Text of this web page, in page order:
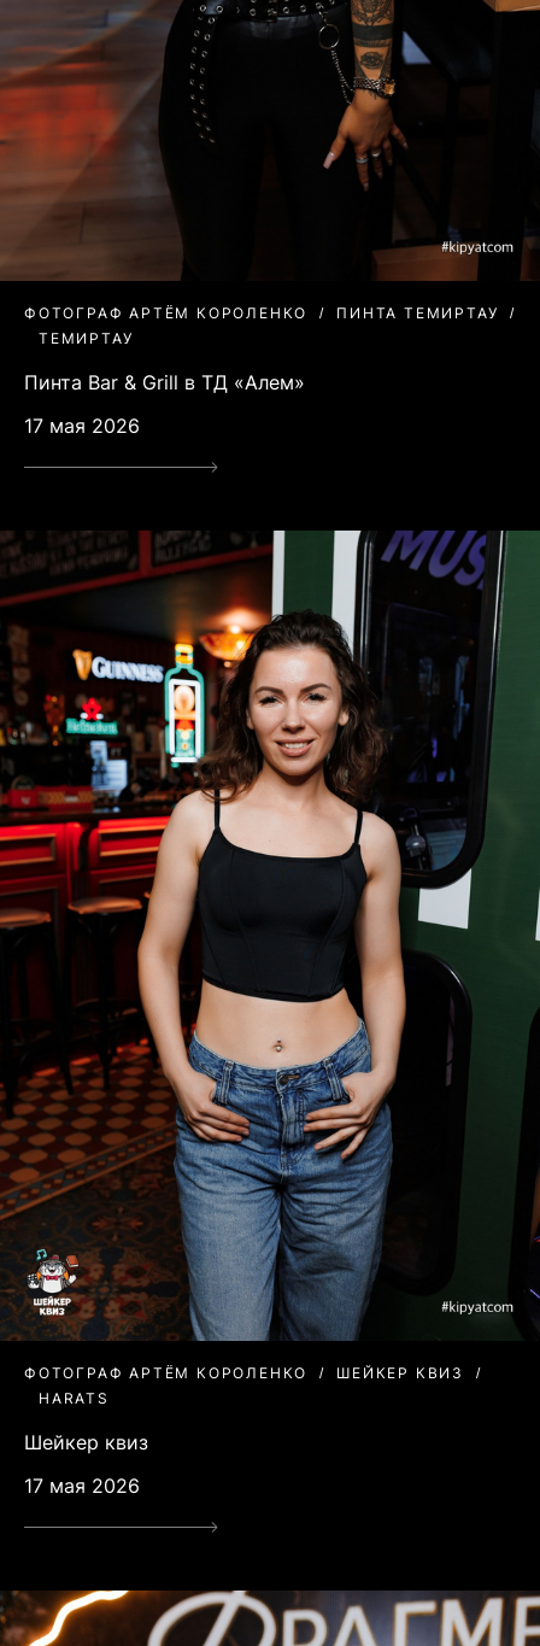
ФОТОГРАФ АРТЁМ КОРОЛЕНКО
ПИНТА ТЕМИРТАУ
ТЕМИРТАУ
Пинта Bar & Grill в ТД «Алем»
17 мая 2026
ФОТОГРАФ АРТЁМ КОРОЛЕНКО
ШЕЙКЕР КВИЗ
HARATS
Шейкер квиз
17 мая 2026